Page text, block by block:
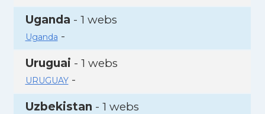
Uganda - 1 webs
Uganda -
Uruguai - 1 webs
URUGUAY-
Uzbekistan - 1 webs